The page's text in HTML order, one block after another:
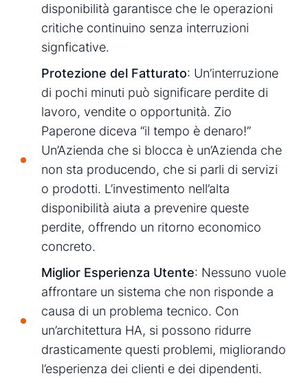
disponibilità garantisce che le operazioni
critiche continuino senza interruzioni
signficative.
Protezione del Fatturato: Un’interruzione
di pochi minuti può significare perdite di
lavoro, vendite o opportunità. Zio
Paperone diceva “il tempo è denaro!”
Un’Azienda che si blocca è un’Azienda che
non sta producendo, che si parli di servizi
o prodotti. L’investimento nell’alta
disponibilità aiuta a prevenire queste
perdite, offrendo un ritorno economico
concreto.
Miglior Esperienza Utente: Nessuno vuole
affrontare un sistema che non risponde a
causa di un problema tecnico. Con
un’architettura HA, si possono ridurre
drasticamente questi problemi, migliorando
l’esperienza dei clienti e dei dipendenti.